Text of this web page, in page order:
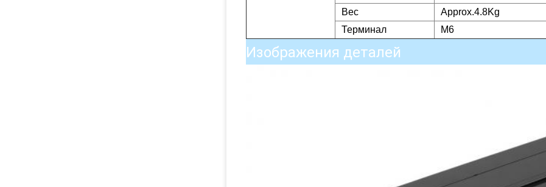
Вес
Approx.4.8Kg
Терминал
M6
Изображения деталей